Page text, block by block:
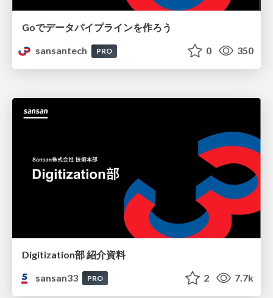
Goでデータパイプラインを作ろう
sansantech
PRO 0 350
Digitization部 紹介資料
sansan33
PRO 2 7.7k